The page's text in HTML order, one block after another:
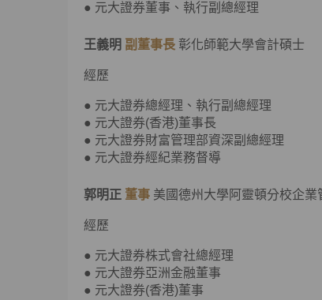
● 元大證券董事、執行副總經理
王義明 副董事長 彰化師範大學會計碩士
經歷
● 元大證券總經理、執行副總經理
● 元大證券(香港)董事長
● 元大證券財富管理部資深副總經理
● 元大證券經紀業務督導
郭明正 董事 美國德州大學阿靈頓分校企業
經歷
● 元大證券株式會社總經理
● 元大證券亞洲金融董事
● 元大證券(香港)董事